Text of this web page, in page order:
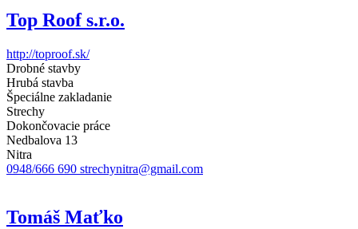
Top Roof s.r.o.
http://toproof.sk/
Drobné stavby
Hrubá stavba
Špeciálne zakladanie
Strechy
Dokončovacie práce
Nedbalova 13
Nitra
0948/666 690 strechynitra@gmail.com
Tomáš Maťko